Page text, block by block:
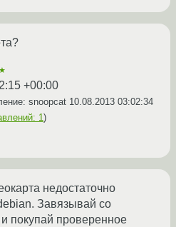
+00:00
snoopcat 10.08.2013 03:02:34
1)
недостаточно
Завязывай со
покупай проверенное